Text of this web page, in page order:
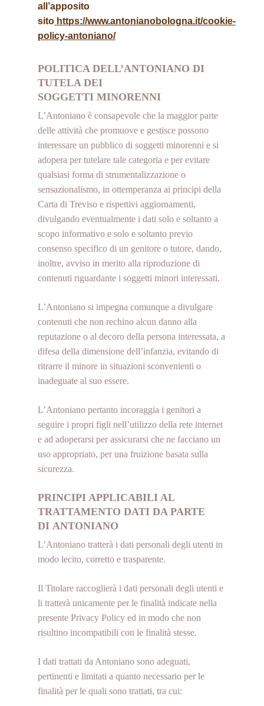
all’apposito
sito https://www.antonianobologna.it/cookie-
policy-antoniano/
POLITICA DELL’ANTONIANO DI
TUTELA DEI
SOGGETTI MINORENNI
L’Antoniano è consapevole che la maggior parte
delle attività che promuove e gestisce possono
interessare un pubblico di soggetti minorenni e si
adopera per tutelare tale categoria e per evitare
qualsiasi forma di strumentalizzazione o
sensazionalismo, in ottemperanza ai principi della
Carta di Treviso e rispettivi aggiornamenti,
divulgando eventualmente i dati solo e soltanto a
scopo informativo e solo e soltanto previo
consenso specifico di un genitore o tutore, dando,
inoltre, avviso in merito alla riproduzione di
contenuti riguardante i soggetti minori interessati.
L’Antoniano si impegna comunque a divulgare
contenuti che non rechino alcun danno alla
reputazione o al decoro della persona interessata, a
difesa della dimensione dell’infanzia, evitando di
ritrarre il minore in situazioni sconvenienti o
inadeguate al suo essere.
L’Antoniano pertanto incoraggia i genitori a
seguire i propri figli nell’utilizzo della rete internet
e ad adoperarsi per assicurarsi che ne facciano un
uso appropriato, per una fruizione basata sulla
sicurezza.
PRINCIPI APPLICABILI AL
TRATTAMENTO DATI DA PARTE
DI ANTONIANO
L’Antoniano tratterà i dati personali degli utenti in
modo lecito, corretto e trasparente.
Il Titolare raccoglierà i dati personali degli utenti e
li tratterà unicamente per le finalità indicate nella
presente Privacy Policy ed in modo che non
risultino incompatibili con le finalità stesse.
I dati trattati da Antoniano sono adeguati,
pertinenti e limitati a quanto necessario per le
finalità per le quali sono trattati, tra cui: